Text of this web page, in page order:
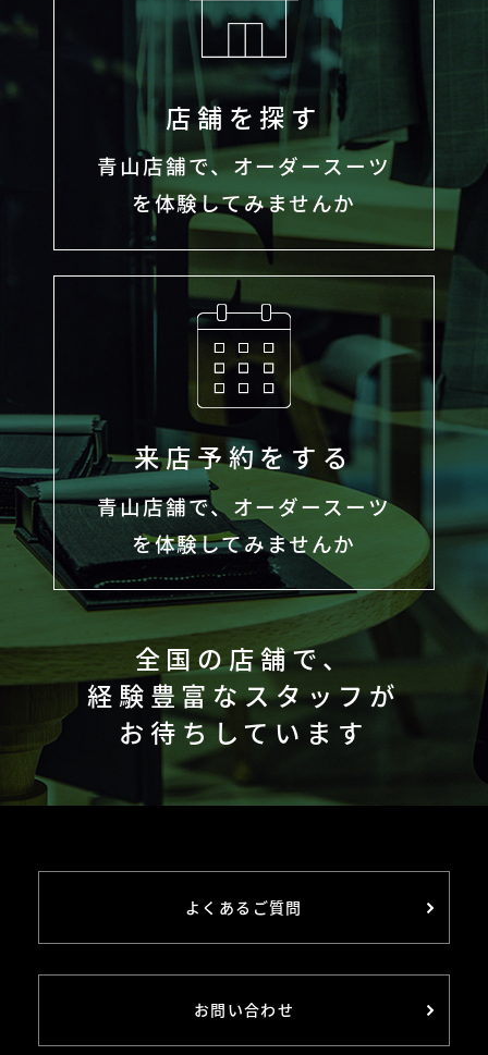
店舗を探す
青山店舗で、オーダースーツ
を体験してみませんか
来店予約をする
青山店舗で、オーダースーツ
を体験してみませんか
全国の店舗で、
経験豊富なスタッフが
お待ちしています
よくあるご質問
お問い合わせ